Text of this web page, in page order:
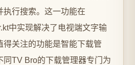
执行搜索。这一功能在
中实现解决了电视端文字输
得关注的功能是智能下载管
同TV Bro的下载管理器专门为